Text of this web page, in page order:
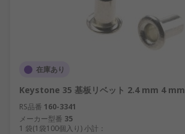
在庫あり
Keystone 35 基板リベット 2.4 mm 4 mm
RS品番 160-3341
メーカー型番 35
1 袋(1袋100個入り) 小計：